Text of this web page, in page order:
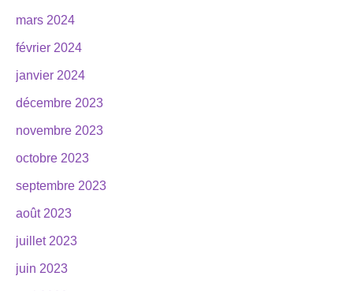
mars 2024
février 2024
janvier 2024
décembre 2023
novembre 2023
octobre 2023
septembre 2023
août 2023
juillet 2023
juin 2023